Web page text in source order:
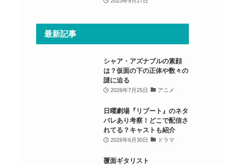
最新記事
シャア・アズナブルの素顔
は？仮面の下の正体や数々の
謎に迫る
2026年7月25日 アニメ
日曜劇場『リブート』のネタ
バレあり考察！どこで配信さ
れてる？キャストも紹介
2026年6月30日 ドラマ
覆面ギタリスト